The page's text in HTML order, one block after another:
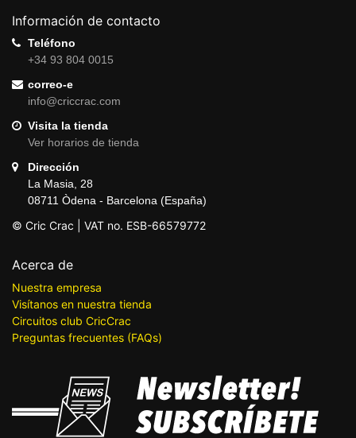
Información de contacto
Teléfono
+34 93 804 0015
correo-e
info@criccrac.com
Visita la tienda
Ver horarios de tienda
Dirección
La Masia, 28
08711 Òdena - Barcelona (España)
© Cric Crac | VAT no. ESB-66579772
Acerca de
Nuestra empresa
Visítanos en nuestra tienda
Circuitos club CricCrac
Preguntas frecuentes (FAQs)